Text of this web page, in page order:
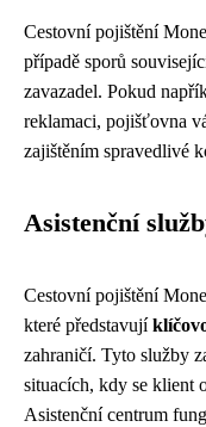
Cestovní pojištění
případě sporů
zavazadel. Pokud
reklamaci, pojišťovna
zajištěním spravedlivé
Asistenční
Cestovní pojištění
které představují
zahraničí. Tyto služby
situacích, kdy se klient
Asistenční centrum